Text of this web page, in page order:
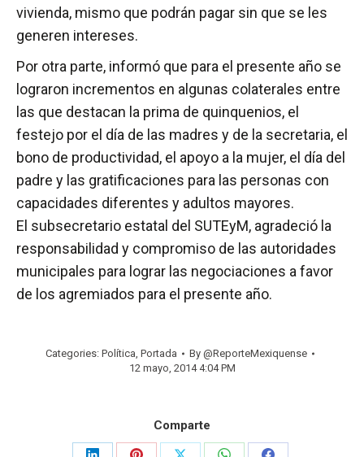
vivienda, mismo que podrán pagar sin que se les
generen intereses.
Por otra parte, informó que para el presente año se
lograron incrementos en algunas colaterales entre
las que destacan la prima de quinquenios, el
festejo por el día de las madres y de la secretaria, el
bono de productividad, el apoyo a la mujer, el día del
padre y las gratificaciones para las personas con
capacidades diferentes y adultos mayores.
El subsecretario estatal del SUTEyM, agradeció la
responsabilidad y compromiso de las autoridades
municipales para lograr las negociaciones a favor
de los agremiados para el presente año.
Categories: Política, Portada By @ReporteMexiquense
12 mayo, 2014 4:04 PM
Comparte